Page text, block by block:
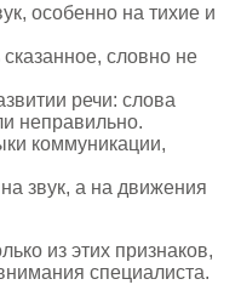
особенно на тихие и
словно не
речи: слова
неправильно.
коммуникации,
звук, а на движения
из этих признаков,
специалиста.